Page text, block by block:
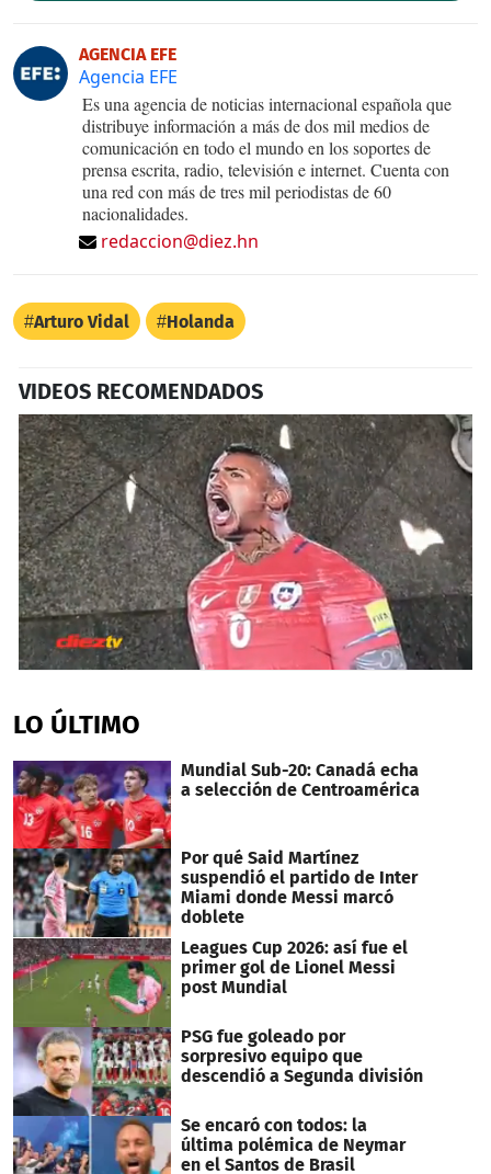
AGENCIA EFE
Agencia EFE
Es una agencia de noticias internacional española que
distribuye información a más de dos mil medios de
comunicación en todo el mundo en los soportes de
prensa escrita, radio, televisión e internet. Cuenta con
una red con más de tres mil periodistas de 60
nacionalidades.
redaccion@diez.hn
Arturo Vidal Holanda
VIDEOS RECOMENDADOS
of
40
LO ÚLTIMO
Mundial Sub-20: Canadá echa
a selección de Centroamérica
Por qué Said Martínez
suspendió el partido de Inter
Miami donde Messi marcó
doblete
Leagues Cup 2026: así fue el
primer gol de Lionel Messi
post Mundial
PSG fue goleado por
sorpresivo equipo que
descendió a Segunda división
Se encaró con todos: la
última polémica de Neymar
en el Santos de Brasil